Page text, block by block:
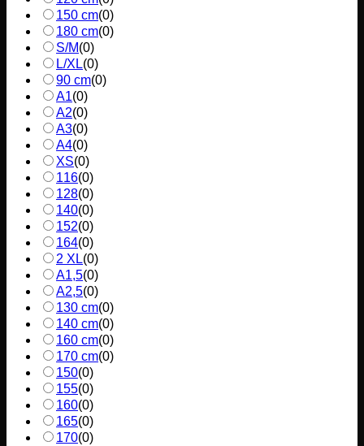
150 cm(0)
180 cm(0)
S/M(0)
L/XL(0)
90 cm(0)
A1(0)
A2(0)
A3(0)
A4(0)
XS(0)
116(0)
128(0)
140(0)
152(0)
164(0)
2 XL(0)
A1,5(0)
A2,5(0)
130 cm(0)
140 cm(0)
160 cm(0)
170 cm(0)
150(0)
155(0)
160(0)
165(0)
170(0)